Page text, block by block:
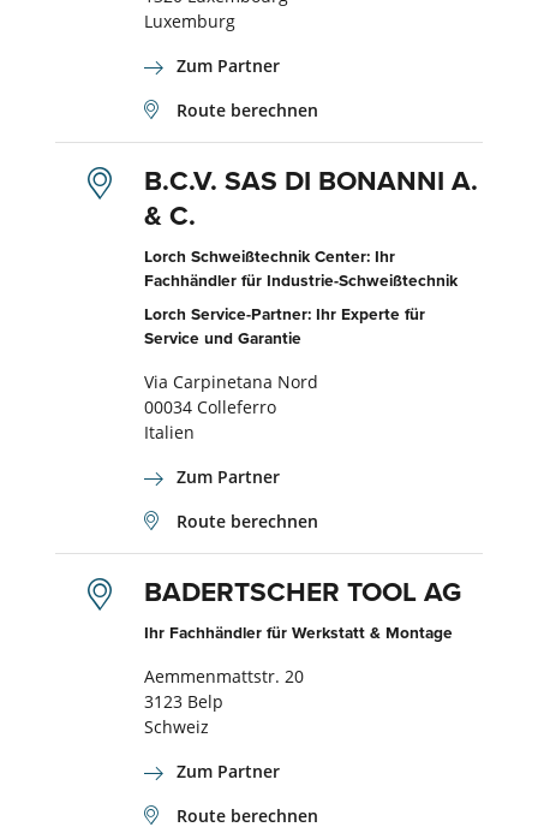
Luxemburg
Zum Partner
Route berechnen
B.C.V. SAS DI BONANNI A.
& C.
Lorch Schweißtechnik Center: Ihr
Fachhändler für Industrie-Schweißtechnik
Lorch Service-Partner: Ihr Experte für
Service und Garantie
Via Carpinetana Nord
00034 Colleferro
Italien
Zum Partner
Route berechnen
BADERTSCHER TOOL AG
Ihr Fachhändler für Werkstatt & Montage
Aemmenmattstr. 20
3123 Belp
Schweiz
Zum Partner
Route berechnen